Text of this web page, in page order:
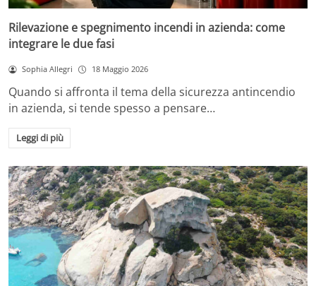
Rilevazione e spegnimento incendi in azienda: come
integrare le due fasi
Sophia Allegri 18 Maggio 2026
Quando si affronta il tema della sicurezza antincendio
in azienda, si tende spesso a pensare…
Leggi di più